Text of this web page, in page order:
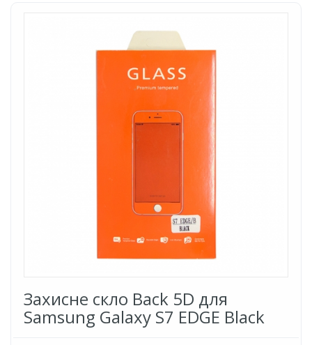
Захисне скло Back 5D для
Samsung Galaxy S7 EDGE Black